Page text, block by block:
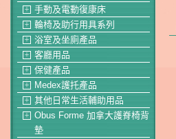
＋ 手動及電動復康床
＋ 輪椅及助行用具系列
＋ 浴室及坐廁產品
＋ 客廳用品
＋ 保健產品
＋ Medex護托產品
＋ 其他日常生活輔助用品
＋
Obus Forme 加拿大護脊椅背
墊